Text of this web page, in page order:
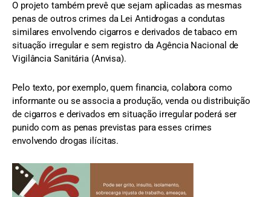
O projeto também prevê que sejam aplicadas as mesmas
penas de outros crimes da Lei Antidrogas a condutas
similares envolvendo cigarros e derivados de tabaco em
situação irregular e sem registro da Agência Nacional de
Vigilância Sanitária (Anvisa).
Pelo texto, por exemplo, quem financia, colabora como
informante ou se associa a produção, venda ou distribuição
de cigarros e derivados em situação irregular poderá ser
punido com as penas previstas para esses crimes
envolvendo drogas ilícitas.